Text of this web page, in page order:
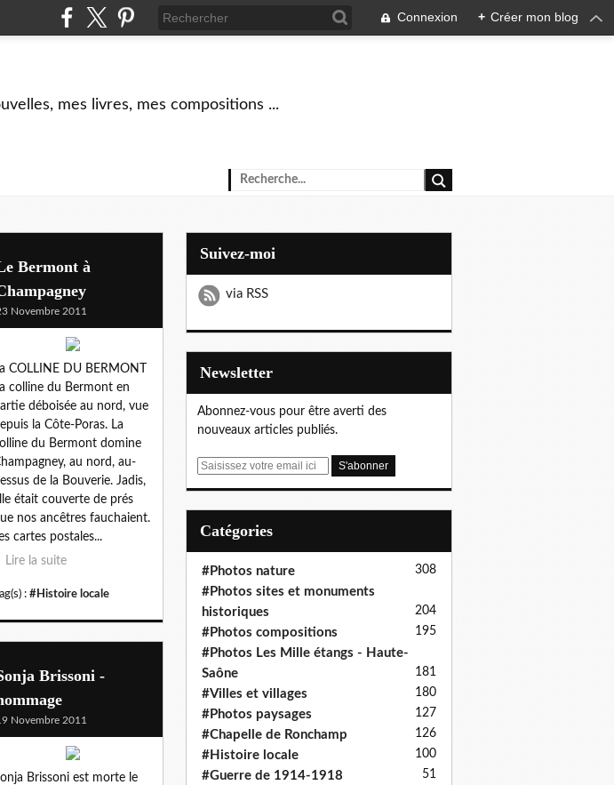
Connexion + Créer mon blog
mes livres, mes compositions ...
Bermont à
Novembre 2011
COLLINE DU BERMONT
colline du Bermont en
déboisée au nord, vue
la Côte-Poras. La
du Bermont domine
au nord, au-
de la Bouverie. Jadis,
était couverte de prés
nos ancêtres fauchaient.
cartes postales...
Lire la suite
: #Histoire locale
Brissoni -
Novembre 2011
Brissoni est morte le
Suivez-moi
via RSS
Newsletter
Abonnez-vous pour être averti des
nouveaux articles publiés.
E
Catégories
#Photos nature 308
#Photos sites et monuments
historiques
204
#Photos compositions 195
#Photos Les Mille étangs - Haute-
Saône
181
#Villes et villages 180
#Photos paysages 127
#Chapelle de Ronchamp 126
#Histoire locale 100
#Guerre de 1914-1918 51